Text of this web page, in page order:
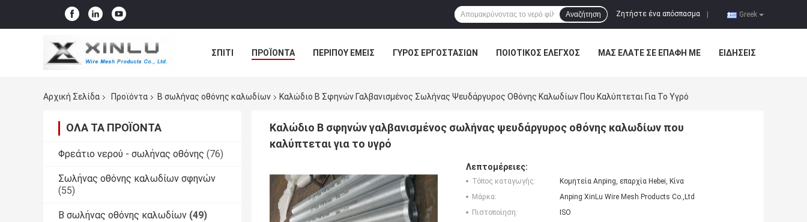
Greek
Ζητήστε ένα απόσπασμα
Αναζήτηση
ΣΠΊΤΙ ΠΡΟΪΌΝΤΑ ΠΕΡΊΠΟΥ ΕΜΕΊΣ ΓΎΡΟΣ ΕΡΓΟΣΤΑΣΊΩΝ ΠΟΙΟΤΙΚΌΣ ΈΛΕΓΧΟΣ ΜΑΣ ΕΛΆΤΕ ΣΕ ΕΠΑΦΉ ΜΕ ΕΙΔΉΣΕΙΣ
Αρχική Σελίδα
Προϊόντα Β σωλήνας οθόνης καλωδίων Καλώδιο Β Σφηνών Γαλβανισμένος Σωλήνας Ψευδάργυρος Οθόνης Καλωδίων Που Καλύπτεται Για Το Υγρό
ΌΛΑ ΤΑ ΠΡΟΪΌΝΤΑ
Φρεάτιο νερού - σωλήνας οθόνης (76)
Σωλήνας οθόνης καλωδίων σφηνών
(55)
Β σωλήνας οθόνης καλωδίων (49)
Καλώδιο Β σφηνών γαλβανισμένος σωλήνας ψευδάργυρος οθόνης καλωδίων που
καλύπτεται για το υγρό
Λεπτομέρειες:
Τόπος καταγωγής:
Κομητεία Anping, επαρχία Hebei, Κίνα
Μάρκα:
Anping XinLu Wire Mesh Products Co.,Ltd
Πιστοποίηση:
ISO